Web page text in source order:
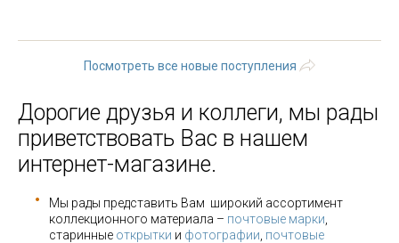
Посмотреть все новые поступления
Дорогие друзья и коллеги, мы рады
приветствовать Вас в нашем
интернет-магазине.
Мы рады представить Вам широкий ассортимент
коллекционного материала – почтовые марки
старинные открытки и фотографии почтовые